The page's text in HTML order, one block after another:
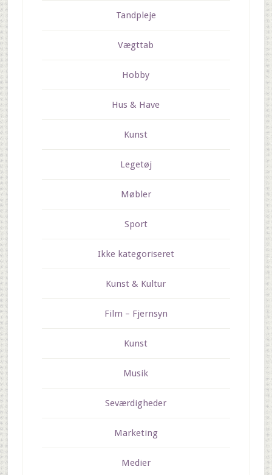
Tandpleje
Vægttab
Hobby
Hus & Have
Kunst
Legetøj
Møbler
Sport
Ikke kategoriseret
Kunst & Kultur
Film – Fjernsyn
Kunst
Musik
Seværdigheder
Marketing
Medier